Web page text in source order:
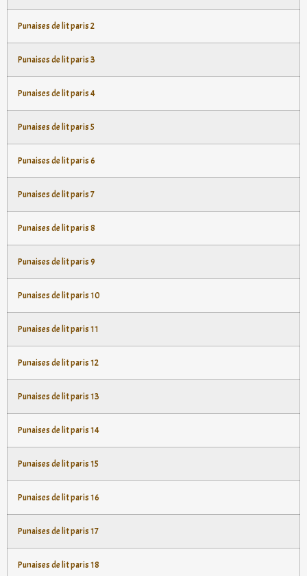
Punaises de lit paris 2
Punaises de lit paris 3
Punaises de lit paris 4
Punaises de lit paris 5
Punaises de lit paris 6
Punaises de lit paris 7
Punaises de lit paris 8
Punaises de lit paris 9
Punaises de lit paris 10
Punaises de lit paris 11
Punaises de lit paris 12
Punaises de lit paris 13
Punaises de lit paris 14
Punaises de lit paris 15
Punaises de lit paris 16
Punaises de lit paris 17
Punaises de lit paris 18